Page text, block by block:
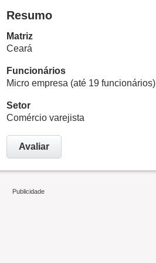
Resumo
Matriz
Ceará
Funcionários
Micro empresa (até 19 funcionários)
Setor
Comércio varejista
Avaliar